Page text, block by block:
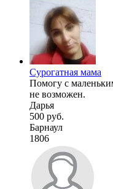
Сурогатная мама
Помогу с
не возможен.
Дарья
500 руб.
Барнаул
1806